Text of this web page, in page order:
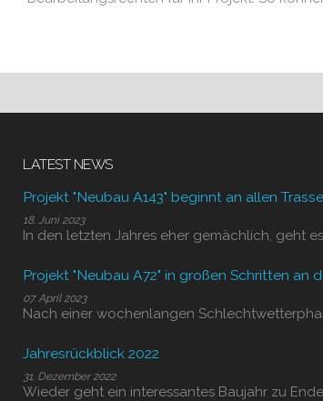
LATEST NEWS
Projekt "Neubau A143" beginnt an allen
18. Juni 2023
In den letzten Jahres eher gemächlich, geht
Projekt "Neubau A72" in großen Schritten an
07. April 2023
Nach einer wochenlangen
Jahresrückblick 2022
31. Dezember 2022
Wieder geht ein interessantes Baujahr zu